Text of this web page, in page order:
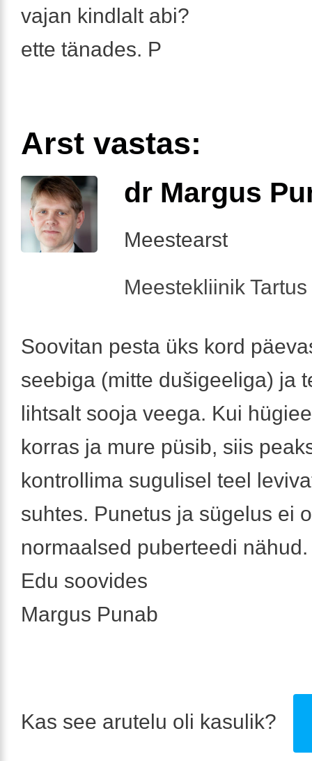
vajan kindlalt abi?
ette tänades. P
Arst vastas:
dr Margus
Meestearst
Meestekliinik
Soovitan pesta üks kord
seebiga (mitte dušigeeliga) ja
lihtsalt sooja veega. Kui
korras ja mure püsib, siis
kontrollima sugulisel teel
suhtes. Punetus ja sügelus ei
normaalsed puberteedi nähud.
Edu soovides
Margus Punab
Kas see arutelu oli kasulik?